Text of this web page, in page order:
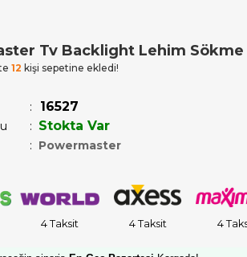
Tv Backlight Lehim Sökme
12 kişi sepetine ekledi!
16527
: Stokta Var
: Powermaster
4 Taksit 4 Taksit 4